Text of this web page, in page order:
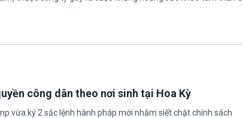
công dân theo nơi sinh tại Hoa Kỳ
vừa ký 2 sắc lệnh hành pháp mới nhằm siết chặt chính sách